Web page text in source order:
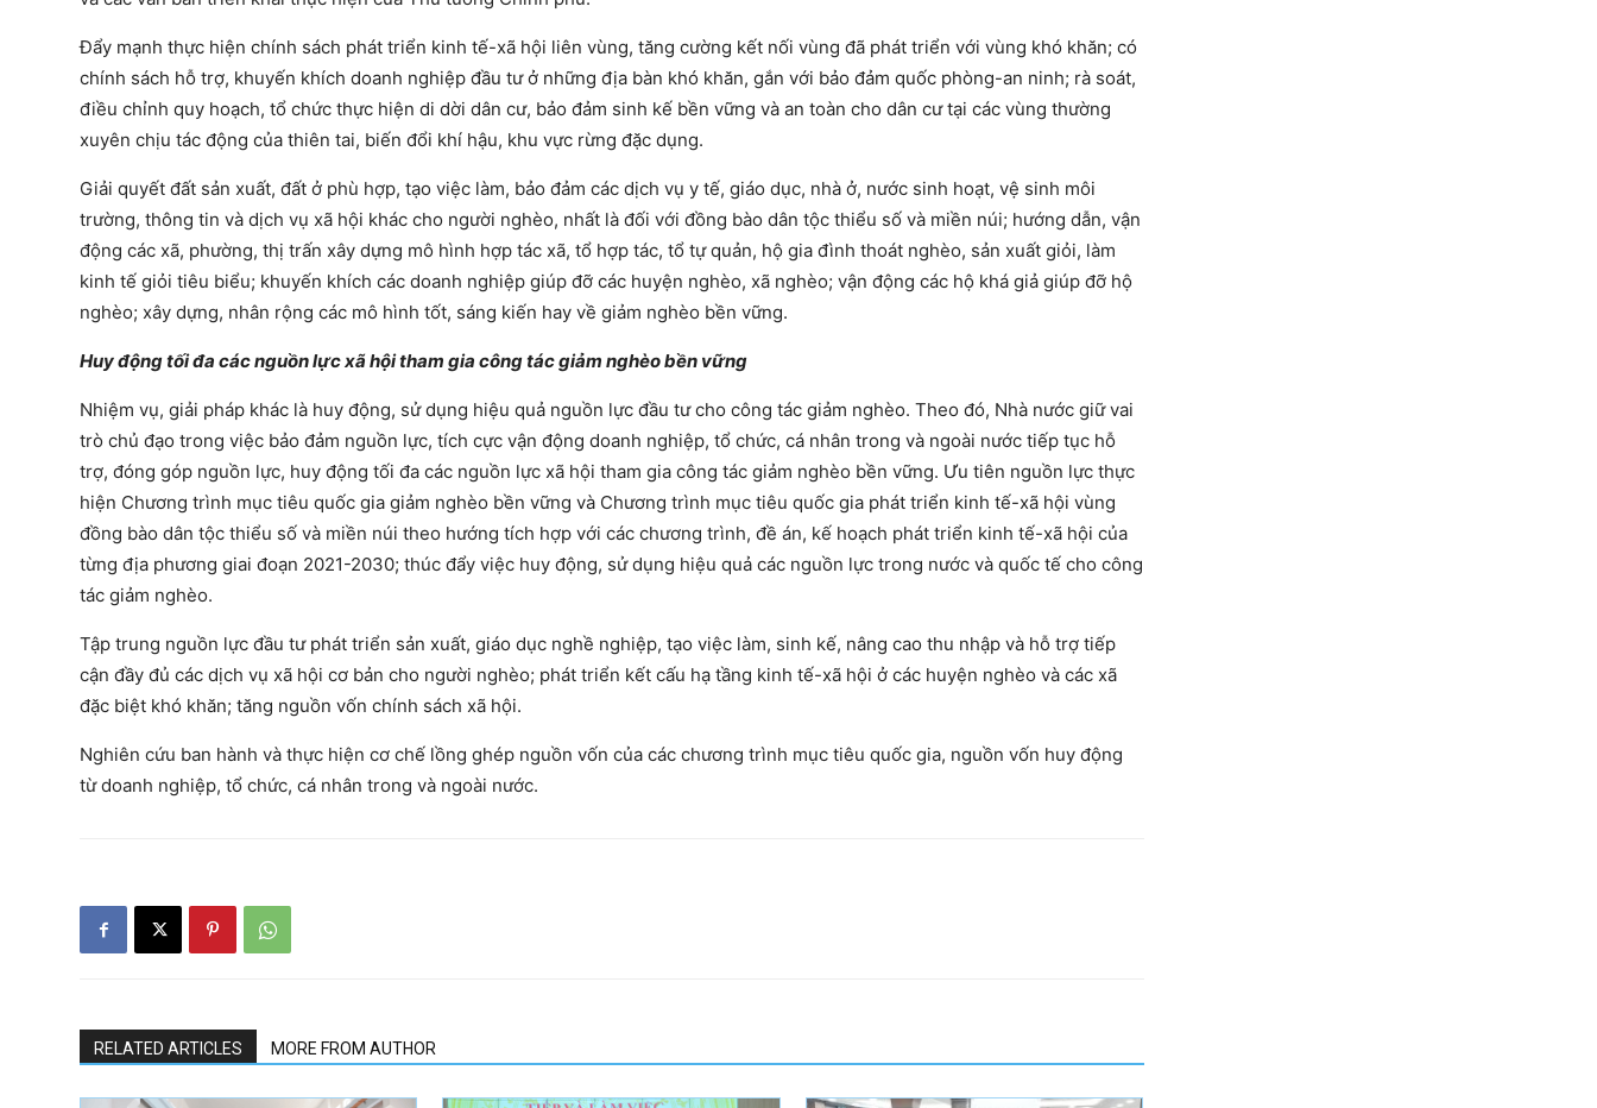
Đẩy mạnh thực hiện chính sách phát triển kinh tế-xã hội liên vùng, tăng cường kết nối vùng đã phát triển với vùng khó khăn; có
chính sách hỗ trợ, khuyến khích doanh nghiệp đầu tư ở những địa bàn khó khăn, gắn với bảo đảm quốc phòng-an ninh; rà soát,
điều chỉnh quy hoạch, tổ chức thực hiện di dời dân cư, bảo đảm sinh kế bền vững và an toàn cho dân cư tại các vùng thường
xuyên chịu tác động của thiên tai, biến đổi khí hậu, khu vực rừng đặc dụng.
Giải quyết đất sản xuất, đất ở phù hợp, tạo việc làm, bảo đảm các dịch vụ y tế, giáo dục, nhà ở, nước sinh hoạt, vệ sinh môi
trường, thông tin và dịch vụ xã hội khác cho người nghèo, nhất là đối với đồng bào dân tộc thiểu số và miền núi; hướng dẫn, vận
động các xã, phường, thị trấn xây dựng mô hình hợp tác xã, tổ hợp tác, tổ tự quản, hộ gia đình thoát nghèo, sản xuất giỏi, làm
kinh tế giỏi tiêu biểu; khuyến khích các doanh nghiệp giúp đỡ các huyện nghèo, xã nghèo; vận động các hộ khá giả giúp đỡ hộ
nghèo; xây dựng, nhân rộng các mô hình tốt, sáng kiến hay về giảm nghèo bền vững.
Huy động tối đa các nguồn lực xã hội tham gia công tác giảm nghèo bền vững
Nhiệm vụ, giải pháp khác là huy động, sử dụng hiệu quả nguồn lực đầu tư cho công tác giảm nghèo. Theo đó, Nhà nước giữ vai
trò chủ đạo trong việc bảo đảm nguồn lực, tích cực vận động doanh nghiệp, tổ chức, cá nhân trong và ngoài nước tiếp tục hỗ
trợ, đóng góp nguồn lực, huy động tối đa các nguồn lực xã hội tham gia công tác giảm nghèo bền vững. Ưu tiên nguồn lực thực
hiện Chương trình mục tiêu quốc gia giảm nghèo bền vững và Chương trình mục tiêu quốc gia phát triển kinh tế-xã hội vùng
đồng bào dân tộc thiểu số và miền núi theo hướng tích hợp với các chương trình, đề án, kế hoạch phát triển kinh tế-xã hội của
từng địa phương giai đoạn 2021-2030; thúc đẩy việc huy động, sử dụng hiệu quả các nguồn lực trong nước và quốc tế cho công
tác giảm nghèo.
Tập trung nguồn lực đầu tư phát triển sản xuất, giáo dục nghề nghiệp, tạo việc làm, sinh kế, nâng cao thu nhập và hỗ trợ tiếp
cận đầy đủ các dịch vụ xã hội cơ bản cho người nghèo; phát triển kết cấu hạ tầng kinh tế-xã hội ở các huyện nghèo và các xã
đặc biệt khó khăn; tăng nguồn vốn chính sách xã hội.
Nghiên cứu ban hành và thực hiện cơ chế lồng ghép nguồn vốn của các chương trình mục tiêu quốc gia, nguồn vốn huy động
từ doanh nghiệp, tổ chức, cá nhân trong và ngoài nước.
RELATED ARTICLES MORE FROM AUTHOR